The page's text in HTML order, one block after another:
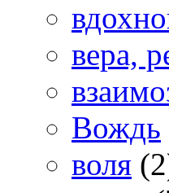
вера,
Вождь
воля